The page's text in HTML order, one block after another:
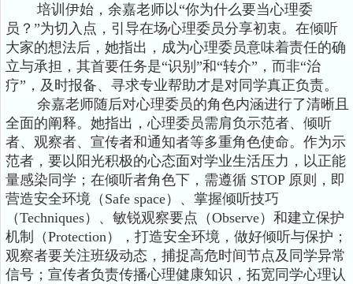
培训伊始，余嘉老师以“你为什么要当心理委
员？”为切入点，引导在场心理委员分享初衷。在倾听
大家的想法后，她指出，成为心理委员意味着责任的确
立与承担，其首要任务是“识别”和“转介”，而非“治
疗”，及时报备、寻求专业帮助才是对同学真正负责。
余嘉老师随后对心理委员的角色内涵进行了清晰且
全面的阐释。她指出，心理委员需肩负示范者、倾听
者、观察者、宣传者和通知者等多重角色使命。作为示
范者，要以阳光积极的心态面对学业生活压力，以正能
量感染同学；在倾听者角色下，需遵循 STOP 原则，即
营造安全环境（Safe space）、掌握倾听技巧
（Techniques）、敏锐观察要点（Observe）和建立保护
机制（Protection），打造安全环境，做好倾听与保护；
观察者要关注班级动态，捕捉高危时间节点及同学异常
信号；宣传者负责传播心理健康知识，拓宽同学心理认